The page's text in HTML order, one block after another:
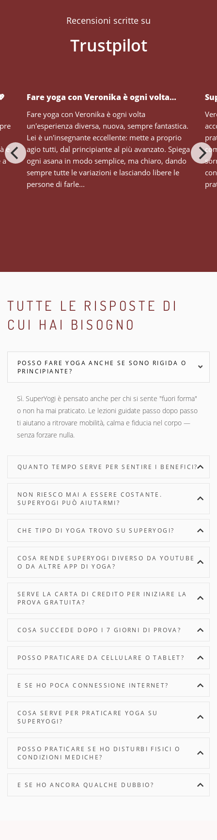
Recensioni scritte su
Fare yoga con Veronika è ogni volta…
Fare yoga con Veronika è ogni volta
un'esperienza diversa, nuova, sempre fantastica.
Lei è un'insegnante eccellente: mette a proprio
agio tutti, dal principiante al più avanzato. Spiega
ogni asana in modo semplice, ma chiaro, dando
sempre tutte le variazioni e lasciando libere le
persone di farle...
e
a
TUTTE LE RISPOSTE DI
CUI HAI BISOGNO
POSSO FARE YOGA ANCHE SE SONO RIGIDA O
PRINCIPIANTE?
Sì. SuperYogi è pensato anche per chi si sente "fuori forma"
o non ha mai praticato. Le lezioni guidate passo dopo passo
ti aiutano a ritrovare mobilità, calma e fiducia nel corpo —
senza forzare nulla.
QUANTO TEMPO SERVE PER SENTIRE I BENEFICI?
NON RIESCO MAI A ESSERE COSTANTE.
SUPERYOGI PUÒ AIUTARMI?
CHE TIPO DI YOGA TROVO SU SUPERYOGI?
COSA RENDE SUPERYOGI DIVERSO DA YOUTUBE
O DA ALTRE APP DI YOGA?
SERVE LA CARTA DI CREDITO PER INIZIARE LA
PROVA GRATUITA?
COSA SUCCEDE DOPO I 7 GIORNI DI PROVA?
POSSO PRATICARE DA CELLULARE O TABLET?
E SE HO POCA CONNESSIONE INTERNET?
COSA SERVE PER PRATICARE YOGA SU
SUPERYOGI?
POSSO PRATICARE SE HO DISTURBI FISICI O
CONDIZIONI MEDICHE?
E SE HO ANCORA QUALCHE DUBBIO?